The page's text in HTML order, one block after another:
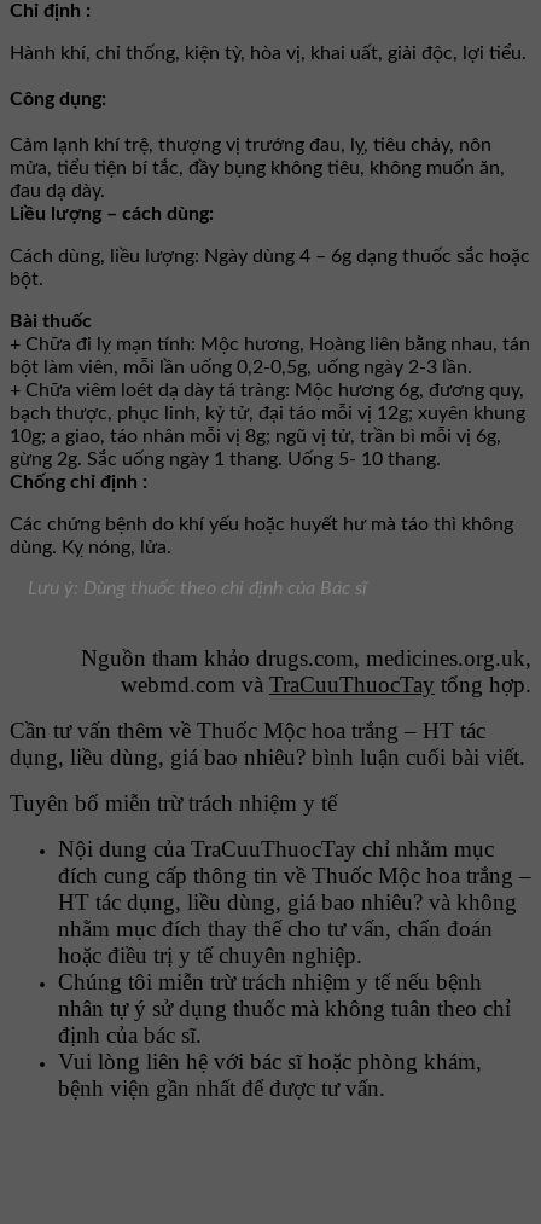
Chỉ định :
Hành khí, chỉ thống, kiện tỳ, hòa vị, khai uất, giải độc, lợi tiểu.
Công dụng:
Cảm lạnh khí trệ, thượng vị trướng đau, lỵ, tiêu chảy, nôn
mửa, tiểu tiện bí tắc, đầy bụng không tiêu, không muốn ăn,
đau dạ dày.
Liều lượng – cách dùng:
Cách dùng, liều lượng: Ngày dùng 4 – 6g dạng thuốc sắc hoặc
bột.
Bài thuốc
+ Chữa đi lỵ mạn tính: Mộc hương, Hoàng liên bằng nhau, tán
bột làm viên, mỗi lần uống 0,2-0,5g, uống ngày 2-3 lần.
+ Chữa viêm loét dạ dày tá tràng: Mộc hương 6g, đương quy,
bạch thược, phục linh, kỷ tử, đại táo mỗi vị 12g; xuyên khung
10g; a giao, táo nhân mỗi vị 8g; ngũ vị tử, trần bì mỗi vị 6g,
gừng 2g. Sắc uống ngày 1 thang. Uống 5- 10 thang.
Chống chỉ định :
Các chứng bệnh do khí yếu hoặc huyết hư mà táo thì không
dùng. Kỵ nóng, lửa.
Lưu ý: Dùng thuốc theo chỉ định của Bác sĩ
Nguồn tham khảo drugs.com, medicines.org.uk,
webmd.com và TraCuuThuocTay tổng hợp.
Cần tư vấn thêm về Thuốc Mộc hoa trắng – HT tác
dụng, liều dùng, giá bao nhiêu? bình luận cuối bài viết.
Tuyên bố miễn trừ trách nhiệm y tế
Nội dung của TraCuuThuocTay chỉ nhằm mục
đích cung cấp thông tin về Thuốc Mộc hoa trắng –
HT tác dụng, liều dùng, giá bao nhiêu? và không
nhằm mục đích thay thế cho tư vấn, chẩn đoán
hoặc điều trị y tế chuyên nghiệp.
Chúng tôi miễn trừ trách nhiệm y tế nếu bệnh
nhân tự ý sử dụng thuốc mà không tuân theo chỉ
định của bác sĩ.
Vui lòng liên hệ với bác sĩ hoặc phòng khám,
bệnh viện gần nhất để được tư vấn.